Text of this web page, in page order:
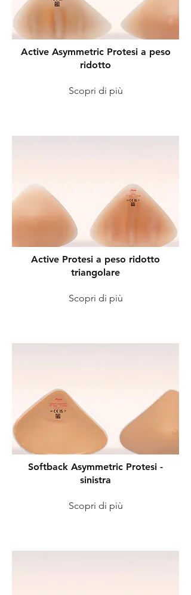
Active Asymmetric Protesi a peso
ridotto
Scopri di più
Active Protesi a peso ridotto
triangolare
Scopri di più
Softback Asymmetric Protesi -
sinistra
Scopri di più